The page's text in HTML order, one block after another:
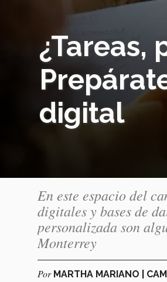
¿Tareas,
digital
En este espacio del
digitales y bases de
personalizada son
Monterrey
Por MARTHA MARIANO |